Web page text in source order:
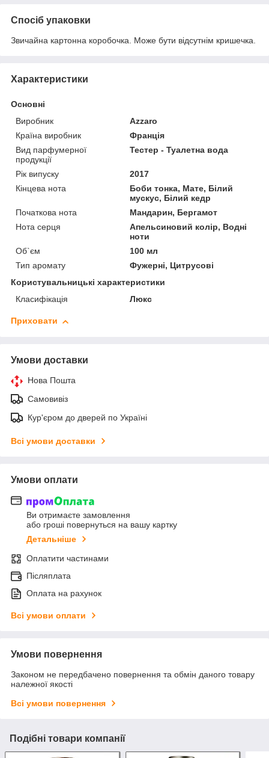
Спосіб упаковки
Звичайна картонна коробочка. Може бути відсутнім кришечка.
Характеристики
Основні
Виробник
Azzaro
Країна виробник
Франція
Вид парфумерної
продукції
Тестер - Туалетна вода
Рік випуску
2017
Кінцева нота
Боби тонка, Мате, Білий
мускус, Білий кедр
Початкова нота
Мандарин, Бергамот
Нота серця
Апельсиновий колір, Водні
ноти
Об`єм
100 мл
Тип аромату
Фужерні, Цитрусові
Користувальницькі характеристики
Класифікація
Люкс
Приховати
Умови доставки
Нова Пошта
Самовивіз
Кур'єром до дверей по Україні
Всі умови доставки
Умови оплати
Ви отримаєте замовлення
або гроші повернуться на вашу картку
Детальніше
Оплатити частинами
Післяплата
Оплата на рахунок
Всі умови оплати
Умови повернення
Законом не передбачено повернення та обмін даного товару
належної якості
Всі умови повернення
Подібні товари компанії